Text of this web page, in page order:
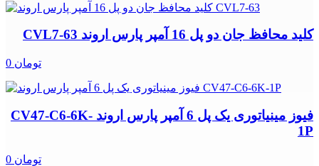
کلید محافظ جان دو پل 16 آمپر پارس اروند CVL7-63
0 تومان
فیوز مینیاتوری یک پل 6 آمپر پارس اروند CV47-C6-6K-
1P
0 تومان